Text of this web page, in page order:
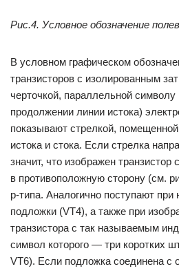
Рис.4. Условное обозначение
В условном графическом
транзисторов с изолированным
черточкой, параллельной
продолжении линии истока)
показывают стрелкой,
истока и стока. Если стрелка
значит, что изображен транзистор
в противоположную сторону (см.
р-типа. Аналогично поступают
подложки (VT4), а также при
транзистора с так называемым
символ которого — три коротких
VT6). Если подложка соединена с